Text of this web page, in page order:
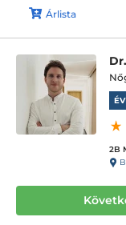
Árlista
2B